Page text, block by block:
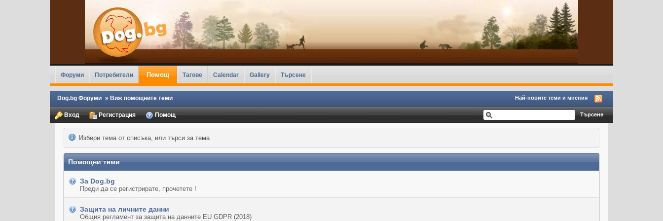
Форуми Потребители Помощ Тагове Calendar Gallery Търсене
Dog.bg Форуми » Виж помощните теми Най-новите теми и мнения
Вход Регистрация Помощ
Избери тема от списъка, или търси за тема
Помощни теми
За Dog.bg
Преди да се регистрирате, прочетете !
Защита на личните данни
Общия регламент за защита на данните EU GDPR (2018)